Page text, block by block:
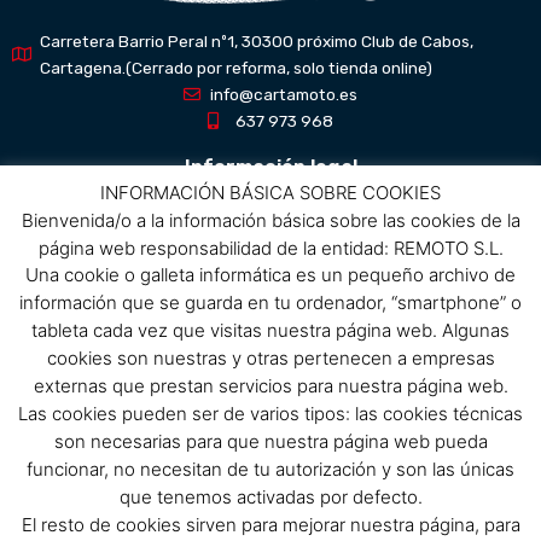
Carretera Barrio Peral nº1, 30300 próximo Club de Cabos,
Cartagena.(Cerrado por reforma, solo tienda online)
info@cartamoto.es
637 973 968
Información legal
Aviso Legal
Política de privacidad
Política de protección de datos
Política de cookies
Condiciones de compra
Menú
Menu
INFORMACIÓN BÁSICA SOBRE COOKIES
Bienvenida/o a la información básica sobre las cookies de la
página web responsabilidad de la entidad: REMOTO S.L.
Una cookie o galleta informática es un pequeño archivo de
información que se guarda en tu ordenador, “smartphone” o
tableta cada vez que visitas nuestra página web. Algunas
cookies son nuestras y otras pertenecen a empresas
externas que prestan servicios para nuestra página web.
Las cookies pueden ser de varios tipos: las cookies técnicas
son necesarias para que nuestra página web pueda
funcionar, no necesitan de tu autorización y son las únicas
que tenemos activadas por defecto.
El resto de cookies sirven para mejorar nuestra página, para